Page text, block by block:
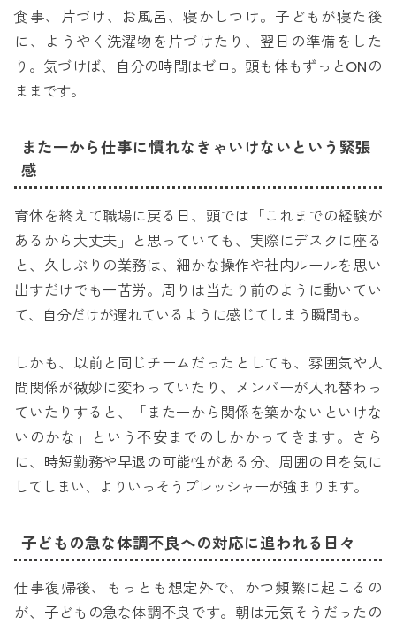
食事、片づけ、お風呂、寝かしつけ。子どもが寝た後
に、ようやく洗濯物を片づけたり、翌日の準備をした
り。気づけば、自分の時間はゼロ。頭も体もずっとONの
ままです。
また一から仕事に慣れなきゃいけないという緊張
感
育休を終えて職場に戻る日、頭では「これまでの経験が
あるから大丈夫」と思っていても、実際にデスクに座る
と、久しぶりの業務は、細かな操作や社内ルールを思い
出すだけでも一苦労。周りは当たり前のように動いてい
て、自分だけが遅れているように感じてしまう瞬間も。
しかも、以前と同じチームだったとしても、雰囲気や人
間関係が微妙に変わっていたり、メンバーが入れ替わっ
ていたりすると、「また一から関係を築かないといけな
いのかな」という不安までのしかかってきます。さら
に、時短勤務や早退の可能性がある分、周囲の目を気に
してしまい、よりいっそうプレッシャーが強まります。
子どもの急な体調不良への対応に追われる日々
仕事復帰後、もっとも想定外で、かつ頻繁に起こるの
が、子どもの急な体調不良です。朝は元気そうだったの